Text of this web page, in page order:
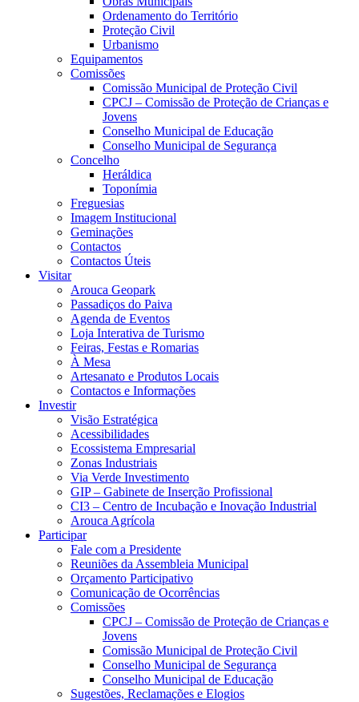
Ordenamento do Território
Proteção Civil
Urbanismo
Equipamentos
Comissões
Comissão Municipal de Proteção Civil
CPCJ – Comissão de Proteção de Crianças e
Jovens
Conselho Municipal de Educação
Conselho Municipal de Segurança
Concelho
Heráldica
Toponímia
Freguesias
Imagem Institucional
Geminações
Contactos
Contactos Úteis
Visitar
Arouca Geopark
Passadiços do Paiva
Agenda de Eventos
Loja Interativa de Turismo
Feiras, Festas e Romarias
À Mesa
Artesanato e Produtos Locais
Contactos e Informações
Investir
Visão Estratégica
Acessibilidades
Ecossistema Empresarial
Zonas Industriais
Via Verde Investimento
GIP – Gabinete de Inserção Profissional
CI3 – Centro de Incubação e Inovação Industrial
Arouca Agrícola
Participar
Fale com a Presidente
Reuniões da Assembleia Municipal
Orçamento Participativo
Comunicação de Ocorrências
Comissões
CPCJ – Comissão de Proteção de Crianças e
Jovens
Comissão Municipal de Proteção Civil
Conselho Municipal de Segurança
Conselho Municipal de Educação
Sugestões, Reclamações e Elogios